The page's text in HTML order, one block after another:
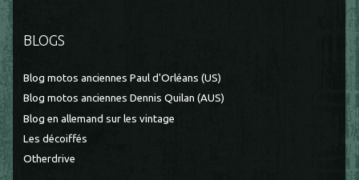
BLOGS
Blog motos anciennes Paul d'Orléans (US)
Blog motos anciennes Dennis Quilan (AUS)
Blog en allemand sur les vintage
Les décoiffés
Otherdrive